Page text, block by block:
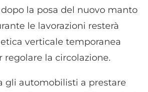
la posa del nuovo manto
le lavorazioni resterà
verticale temporanea
regolare la circolazione.
gli automobilisti a prestare